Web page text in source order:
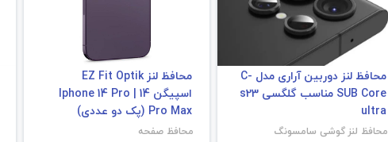
محافظ لنز دوربین آراری مدل C-
SUB Core مناسب گلگسی s23
ultra
محافظ لنز گوشی سامسونگ
محافظ لنز EZ Fit Optik
اسپیگن Iphone 14 Pro | 14
Pro Max (پک دو عددی)
محافظ صفحه